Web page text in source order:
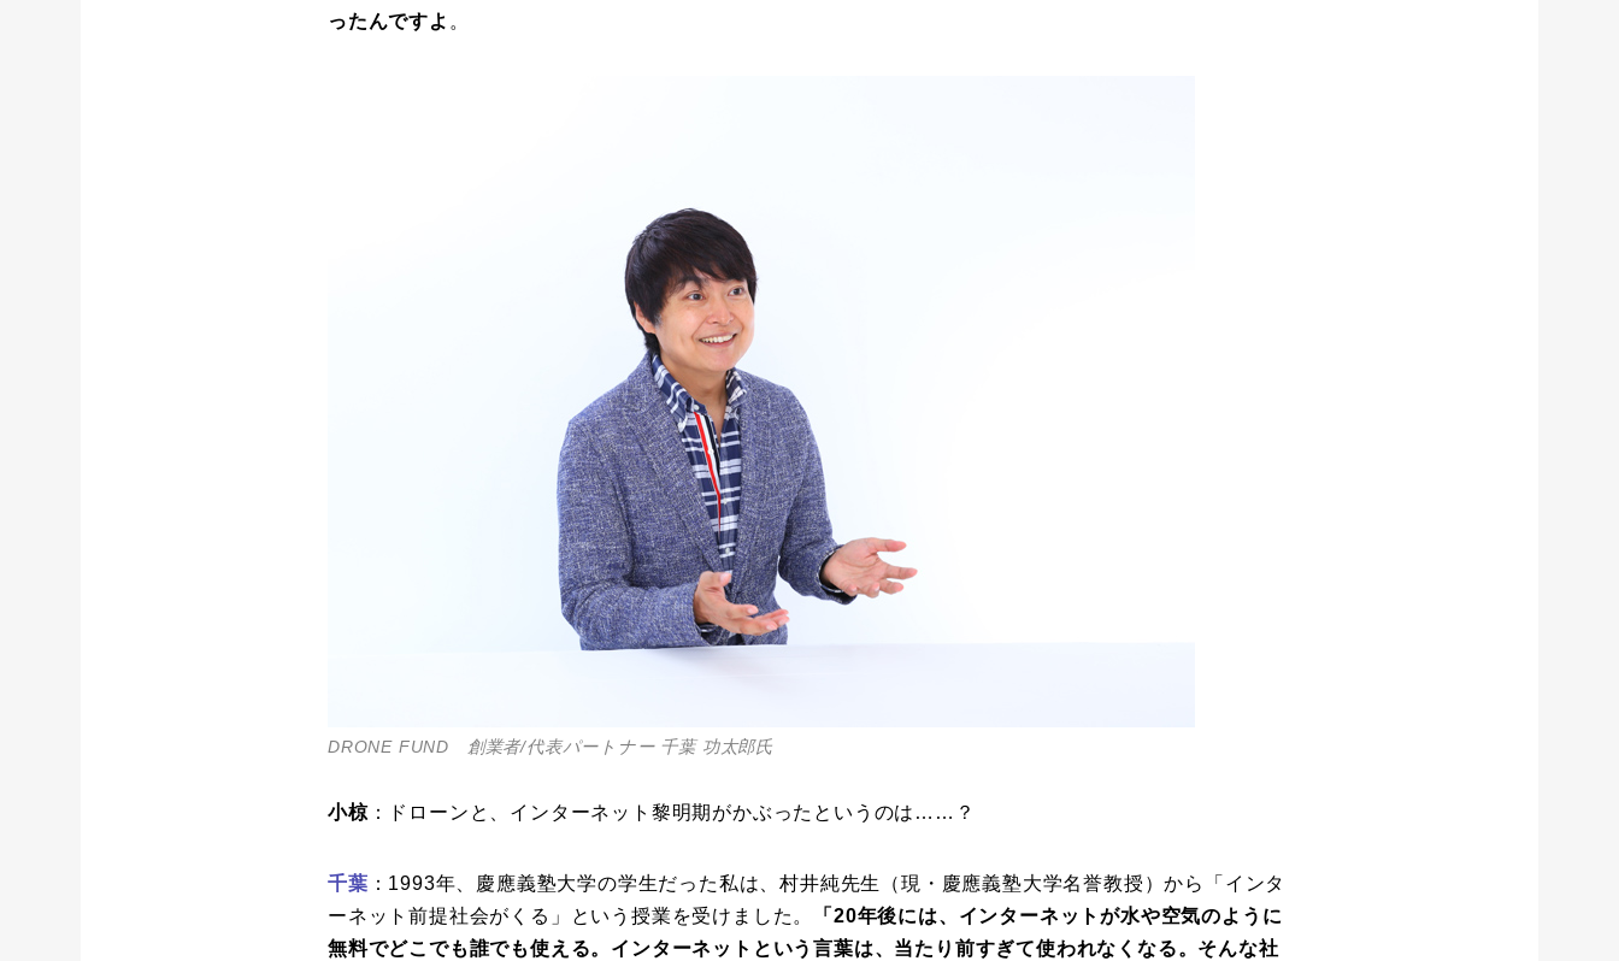
ったんですよ 。
DRONE FUND 創業者/代表パートナー 千葉 功太郎氏
小椋：ドローンと、インターネット黎明期がかぶったというのは……？
千葉 ：1993年、慶應義塾大学の学生だった私は、村井純先生（現・慶應義塾大学名誉教授）から「インタ
ーネット前提社会がくる」という授業を受けました。
「20年後には、インターネットが水や空気のように
無料でどこでも誰でも使える。インターネットという言葉は、当たり前すぎて使われなくなる。そんな社